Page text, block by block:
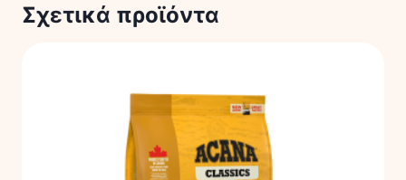
Σχετικά προϊόντα